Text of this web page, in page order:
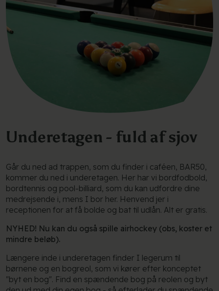
Underetagen - fuld af sjov
Går du ned ad trappen, som du finder i caféen, BAR50,
kommer du ned i underetagen. Her har vi bordfodbold,
bordtennis og pool-billiard, som du kan udfordre dine
medrejsende i, mens I bor her. Henvend jer i
receptionen for at få bolde og bat til udlån. Alt er gratis.
NYHED! Nu kan du også spille airhockey (obs, koster et
mindre beløb).
Længere inde i underetagen finder I legerum til
børnene og en bogreol, som vi kører efter konceptet
"byt en bog". Find en spændende bog på reolen og byt